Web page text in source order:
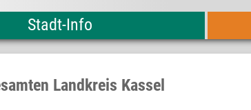
Stadt-Info
Landkreis Kassel